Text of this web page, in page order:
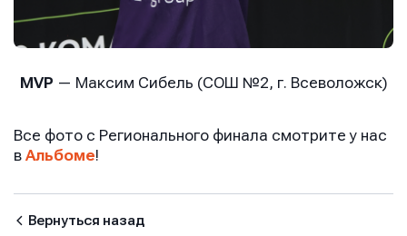
MVP — Максим Сибель (СОШ №2, г. Всеволожск)
Все фото с Регионального финала смотрите у нас
в Альбоме!
Вернуться назад